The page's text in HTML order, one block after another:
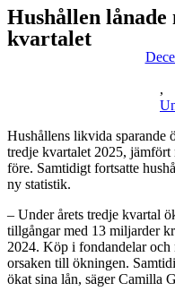
Hushållen
kvartalet
,
Hushållens likvida sparande
tredje kvartalet 2025, jämfört
före. Samtidigt fortsatte
ny statistik.
– Under årets tredje kvartal
tillgångar med 13 miljarder
2024. Köp i fondandelar och
orsaken till ökningen.
ökat sina lån, säger Camilla